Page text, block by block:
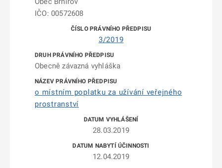
IČO: 00572608
3/2019
Obecně závazná vyhláška
o místním poplatku za užívání veřejného
prostranství
28.03.2019
12.04.2019